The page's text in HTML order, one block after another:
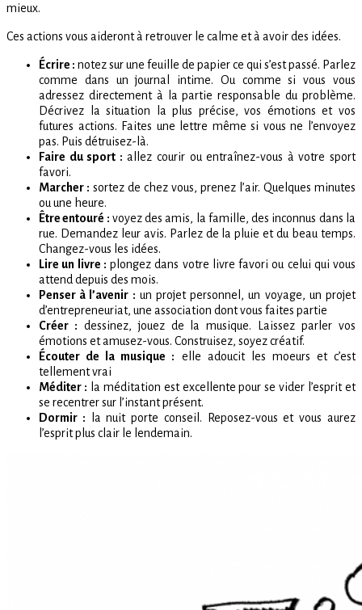
mieux.
Ces actions vous aideront à retrouver le calme et à avoir des idées.
Écrire : notez sur une feuille de papier ce qui s’est passé. Parlez
comme dans un journal intime. Ou comme si vous vous
adressez directement à la partie responsable du problème.
Décrivez la situation la plus précise, vos émotions et vos
futures actions. Faites une lettre même si vous ne l’envoyez
pas. Puis détruisez-là.
Faire du sport : allez courir ou entraînez-vous à votre sport
favori.
Marcher : sortez de chez vous, prenez l’air. Quelques minutes
ou une heure.
Être entouré : voyez des amis, la famille, des inconnus dans la
rue. Demandez leur avis. Parlez de la pluie et du beau temps.
Changez-vous les idées.
Lire un livre : plongez dans votre livre favori ou celui qui vous
attend depuis des mois.
Penser à l’avenir : un projet personnel, un voyage, un projet
d’entrepreneuriat, une association dont vous faites partie
Créer : dessinez, jouez de la musique. Laissez parler vos
émotions et amusez-vous. Construisez, soyez créatif.
Écouter de la musique : elle adoucit les moeurs et c’est
tellement vrai
Méditer : la méditation est excellente pour se vider l’esprit et
se recentrer sur l’instant présent.
Dormir : la nuit porte conseil. Reposez-vous et vous aurez
l’esprit plus clair le lendemain.